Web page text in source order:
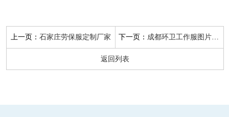
上一页：石家庄劳保服定制厂家 下一页： 成都环卫工作服图片价格
返回列表